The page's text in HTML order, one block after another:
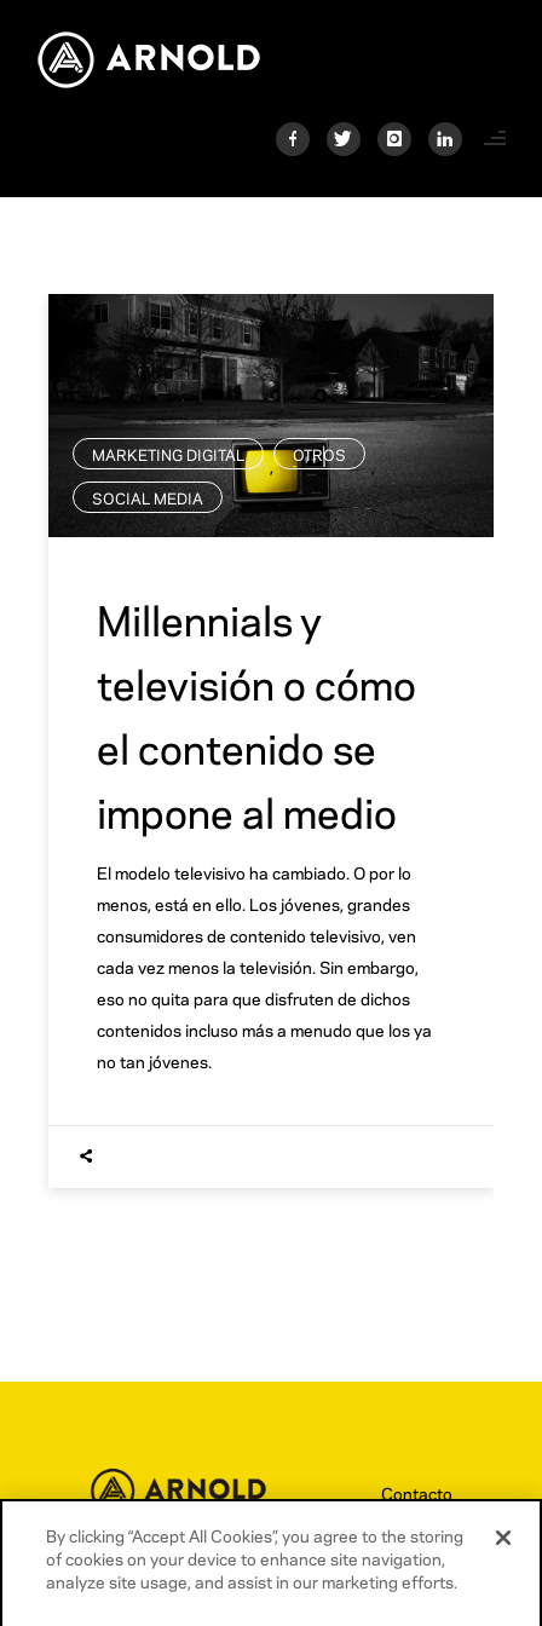
MARKETING DIGITAL , OTROS ,
SOCIAL MEDIA
Millennials y
televisión o cómo
el contenido se
impone al medio
El modelo televisivo ha cambiado. O por lo
menos, está en ello. Los jóvenes, grandes
consumidores de contenido televisivo, ven
cada vez menos la televisión. Sin embargo,
eso no quita para que disfruten de dichos
contenidos incluso más a menudo que los ya
no tan jóvenes.
Contacto
Términos y condiciones
Política de privacidad
By clicking “Accept All Cookies”, you agree to the storing
of cookies on your device to enhance site navigation,
analyze site usage, and assist in our marketing efforts.